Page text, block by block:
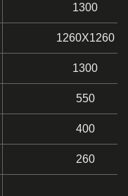
1300
1260X1260
1300
550
400
260